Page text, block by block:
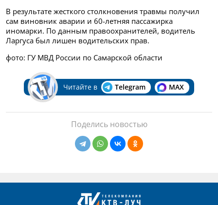
В результате жесткого столкновения травмы получил
сам виновник аварии и 60-летняя пассажирка
иномарки. По данным правоохранителей, водитель
Ларгуса был лишен водительских прав.
фото: ГУ МВД России по Самарской области
Читайте в Telegram MAX
Поделись новостью